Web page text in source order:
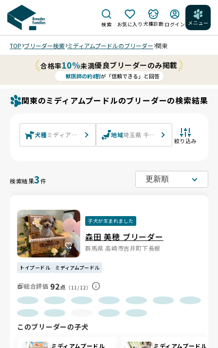
検索 お気に入り 犬種診断 ログイン メニュー
TOP ブリーダー検索 ミディアムプードルのブリーダー 関東
合格率10%未満優良ブリーダーのみ掲載
獣医師の約8割が「信頼できる」と回答
関東のミディアムプードルのブリーダーの検索結果
犬種ミディアムプードル 地域埼玉県 千葉県 東京都 神奈川県
絞り込み
検索結果3件
子犬が生まれました
森田 美穂 ブリーダー
群馬県 高崎市吉井町下長根
トイプードル ミディアムプードル
総合評価 92点 （11/12）
このブリーダーの子犬
ミディアムプードル ミディアムプードル